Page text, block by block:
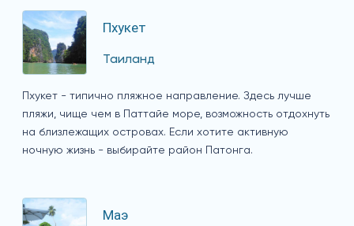
Пхукет
Таиланд
Пхукет - типично пляжное направление. Здесь лучше
пляжи, чище чем в Паттайе море, возможность отдохнуть
на близлежащих островах. Если хотите активную
ночную жизнь - выбирайте район Патонга.
Маэ